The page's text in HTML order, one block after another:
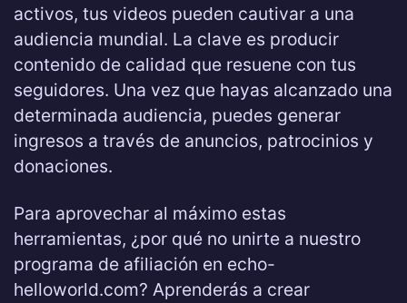
activos, tus videos pueden cautivar a una
audiencia mundial. La clave es producir
contenido de calidad que resuene con tus
seguidores. Una vez que hayas alcanzado una
determinada audiencia, puedes generar
ingresos a través de anuncios, patrocinios y
donaciones.
Para aprovechar al máximo estas
herramientas, ¿por qué no unirte a nuestro
programa de afiliación en echo-
helloworld.com? Aprenderás a crear